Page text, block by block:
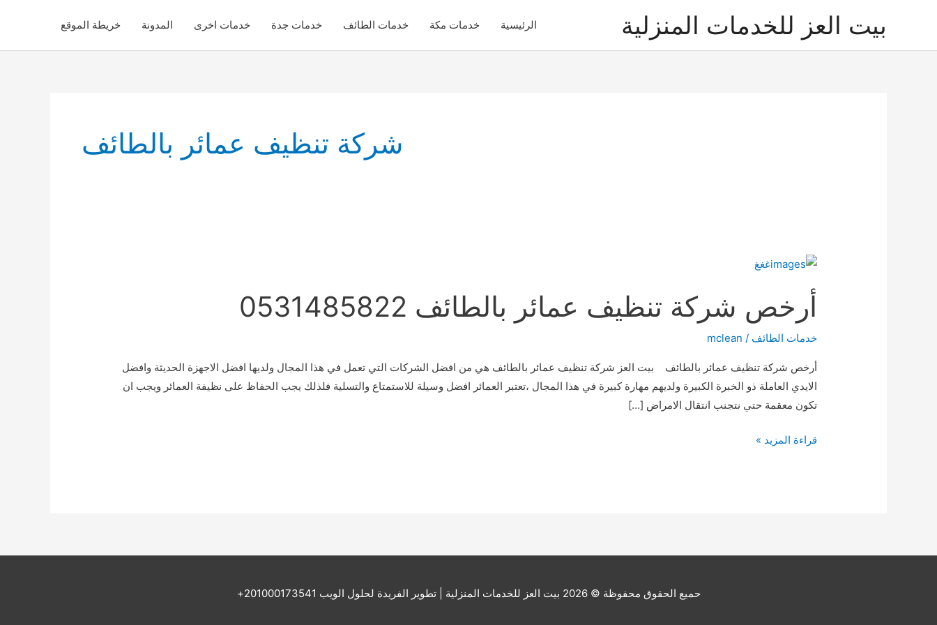
بيت العز للخدمات المنزلية الرئيسية خدمات مكة خدمات الطائف خدمات جدة خدمات اخرى المدونة خريطة الموقع
شركة تنظيف عمائر بالطائف
أرخص شركة تنظيف عمائر بالطائف 0531485822
خدمات الطائف /
mclean
أرخص شركة تنظيف عمائر بالطائف بيت العز شركة تنظيف عمائر بالطائف هي من افضل الشركات التي تعمل في هذا المجال ولديها افضل الاجهزة الحديثة وافضل
الايدي العاملة ذو الخبرة الكبيرة ولديهم مهارة كبيرة في هذا المجال ،تعتبر العمائر افضل وسيلة للاستمتاع والتسلية فلذلك يجب الحفاظ على نظيفة العمائر ويجب ان
تكون معقمة حتي نتجنب انتقال الامراض […]
أرخص
قراءة المزيد »
حميع الحقوق محفوظة © 2026 بيت العز للخدمات المنزلية | تطوير الفريدة لحلول الويب 201000173541+